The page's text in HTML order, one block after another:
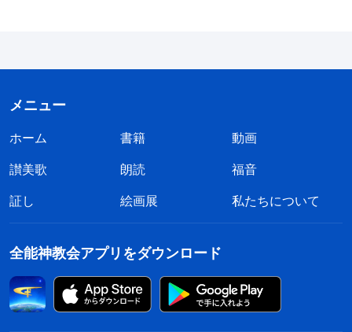
を考えないこと。また、人の利益を考慮してはいけ
ません。まずは神の家の利益を考慮し、それを最優
先にしなければなりません。神の旨を想い、自分が
を尽くし、全力で自分の責任を果たし、自分のすべ
働きを心から考えてきたかどうかを熟慮することか
ら始めなさい。あなたはこれらのことを考えなけれ
ばなりません。これらのことを頻繁に考えなさい。
メニュー
ホーム 書籍
動画
讃美歌
朗読
福音
証し
絵画展 私たちについて
全能神教会アプリをダウンロード